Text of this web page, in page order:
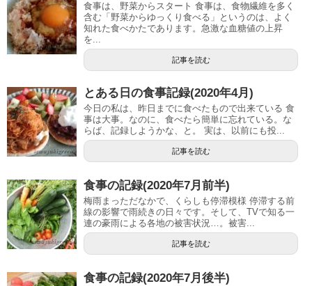
食事は、野菜からスタート 食事は、食物繊維を多く
含む「野菜からゆっくり食べる」というのは、よく
知れた食べかたであります。急激な血糖値の上昇
を...
記事を読む
とある日の食事記録(2020年4月)
今日の私は、昨日までに食べたもので出来ている 食
事は大事。なのに、食べたら簡単に忘れている。な
らば、記録しようかな、と。 実は、以前にも投...
記事を読む
食事の記録(2020年7月前半)
梅雨まっただなかで、くらしも停滞模様 停滞する前
線の影響で雨続きの日々です。そして、TVで知る一
連の豪雨による各地の被害状況…。被害...
記事を読む
食事の記録(2020年7月後半)